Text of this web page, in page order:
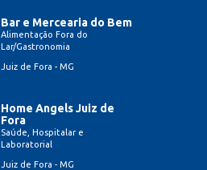
Bar e Mercearia do Bem
Alimentação Fora do
Lar/Gastronomia
Juiz de Fora - MG
Home Angels Juiz de
Fora
Saúde, Hospitalar e
Laboratorial
Juiz de Fora - MG